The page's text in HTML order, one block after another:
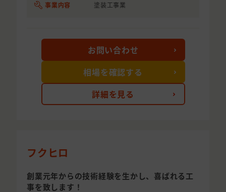
事業内容 塗装工事業
詳細を見る
お問い合わせ
相場を確認する
フクヒロ
創業元年からの技術経験を生かし、喜ばれる工
事を致します！